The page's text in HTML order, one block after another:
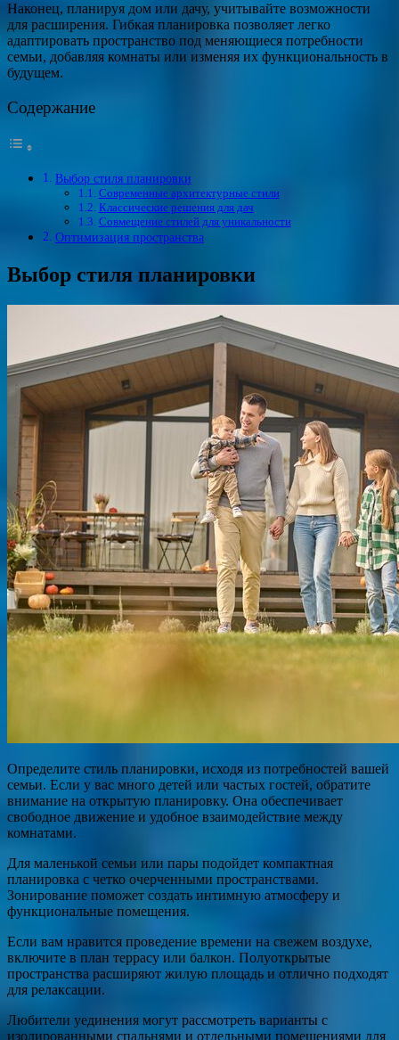
Наконец, планируя дом или дачу, учитывайте возможности
для расширения. Гибкая планировка позволяет легко
адаптировать пространство под меняющиеся потребности
семьи, добавляя комнаты или изменяя их функциональность в
будущем.
Содержание
Выбор стиля планировки
Современные архитектурные стили
Классические решения для дач
Совмещение стилей для уникальности
Оптимизация пространства
Выбор стиля планировки
Определите стиль планировки, исходя из потребностей вашей
семьи. Если у вас много детей или частых гостей, обратите
внимание на открытую планировку. Она обеспечивает
свободное движение и удобное взаимодействие между
комнатами.
Для маленькой семьи или пары подойдет компактная
планировка с четко очерченными пространствами.
Зонирование поможет создать интимную атмосферу и
функциональные помещения.
Если вам нравится проведение времени на свежем воздухе,
включите в план террасу или балкон. Полуоткрытые
пространства расширяют жилую площадь и отлично подходят
для релаксации.
Любители уединения могут рассмотреть варианты с
изолированными спальнями и отдельными помещениями для